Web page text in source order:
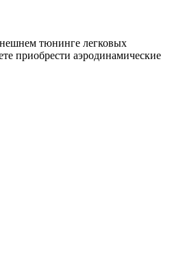
тюнинге легковых
приобрести аэродинамические